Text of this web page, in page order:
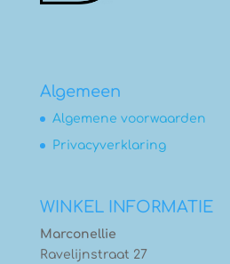
Algemeen
Algemene voorwaarden
Privacyverklaring
WINKEL INFORMATIE
Marconellie
Ravelijnstraat 27